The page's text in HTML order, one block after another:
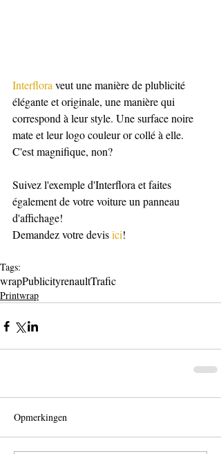
Interflora veut une manière de plublicité
élégante et originale, une manière qui
correspond à leur style. Une surface noire
mate et leur logo couleur or collé à elle.
C'est magnifique, non?
Suivez l'exemple d'Interflora et faites
également de votre voiture un panneau
d'affichage!
Demandez votre devis ici!
Tags:
wrapPublicityrenaultTrafic
Printwrap
Opmerkingen